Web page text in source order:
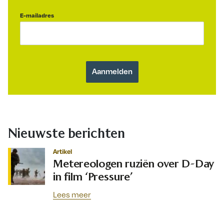
E-mailadres
Nieuwste berichten
Artikel
Metereologen ruziën over D-Day
in film ‘Pressure’
Lees meer